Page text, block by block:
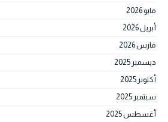
مايو 2026
أبريل 2026
مارس 2026
ديسمبر 2025
أكتوبر 2025
سبتمبر 2025
أغسطس 2025